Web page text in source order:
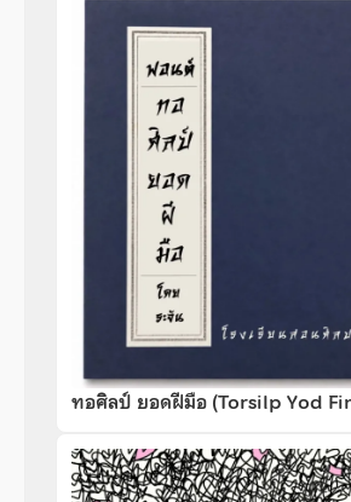
ทอศิลป์ ยอดฝีมือ (Torsilp Yod